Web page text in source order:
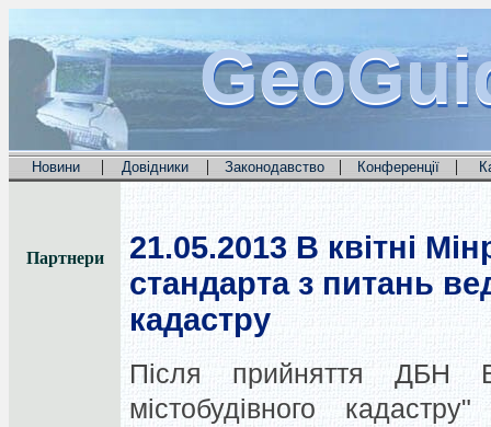
Новини | Довідники | Законодавство | Конференції |
Партнери 21.05.2013 В квітні
стандарта з питань
кадастру
Після прийняття ДБН
містобудівного